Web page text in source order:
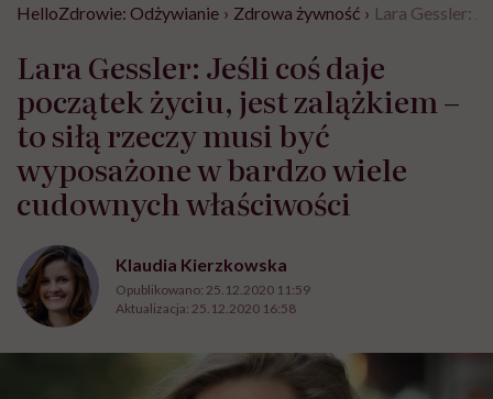
HelloZdrowie: Odżywianie › Zdrowa żywność › Lara Gessler:
Lara Gessler: Jeśli coś daje
początek życiu, jest zalążkiem –
to siłą rzeczy musi być
wyposażone w bardzo wiele
cudownych właściwości
Klaudia Kierzkowska
Opublikowano: 25.12.2020 11:59
Aktualizacja: 25.12.2020 16:58